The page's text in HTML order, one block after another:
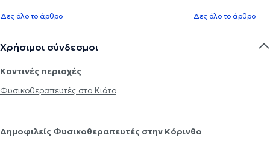
Δες όλο το άρθρο Δες όλο το άρθρο
Χρήσιμοι σύνδεσμοι
Κοντινές περιοχές
Φυσικοθεραπευτές στο Κιάτο
Δημοφιλείς Φυσικοθεραπευτές στην Κόρινθο